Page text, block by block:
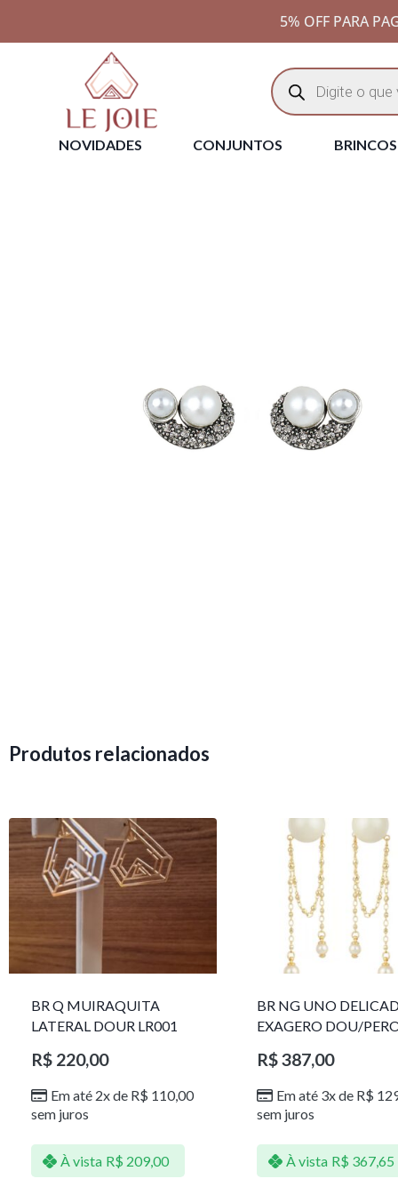
5% OFF PARA
NOVIDADES CONJUNTOS BRINCOS
Produtos relacionados
BR Q MUIRAQUITA
LATERAL DOUR LR001
R$220,00
Em até 2x de R$ 110,00
sem juros
À vista R$ 209,00
BR NG UNO
EXAGERO DOU/
R$387,00
Em até 3x de R$
sem juros
À vista R$ 367,65